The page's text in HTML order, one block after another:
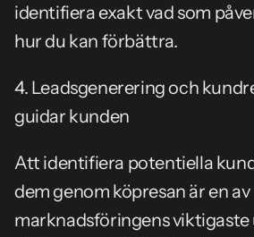
identifiera exakt vad som
hur du kan förbättra.
4. Leadsgenerering och
guidar kunden
Att identifiera potentiella
dem genom köpresan är en av
marknadsföringens